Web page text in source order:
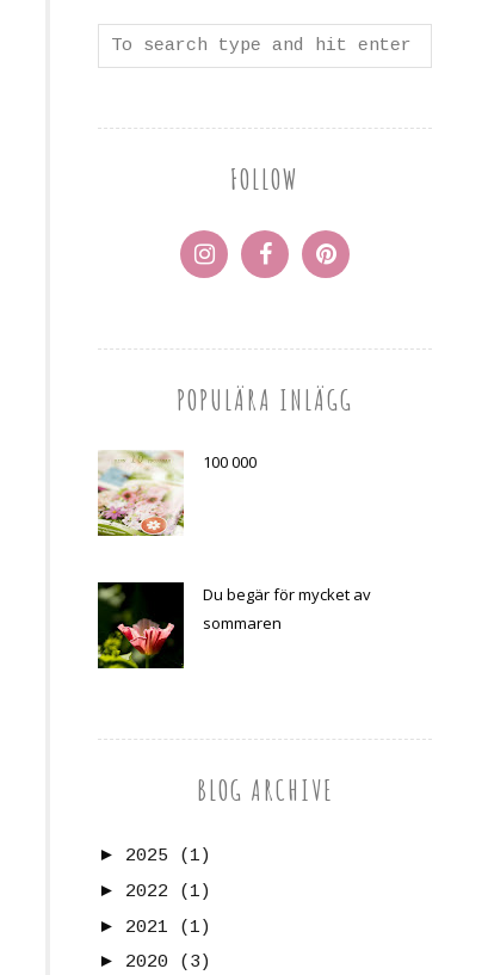
FOLLOW
POPULÄRA INLÄGG
100 000
Du begär för mycket av
sommaren
BLOG ARCHIVE
► 2025
(1)
► 2022
(1)
► 2021
(1)
► 2020
(3)